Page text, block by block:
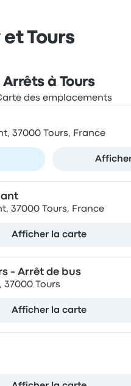
Tours
Arrêts à Tours
37000 Tours, France
37000 Tours, France
Afficher la carte
- Arrêt de bus
37000 Tours
Afficher la carte